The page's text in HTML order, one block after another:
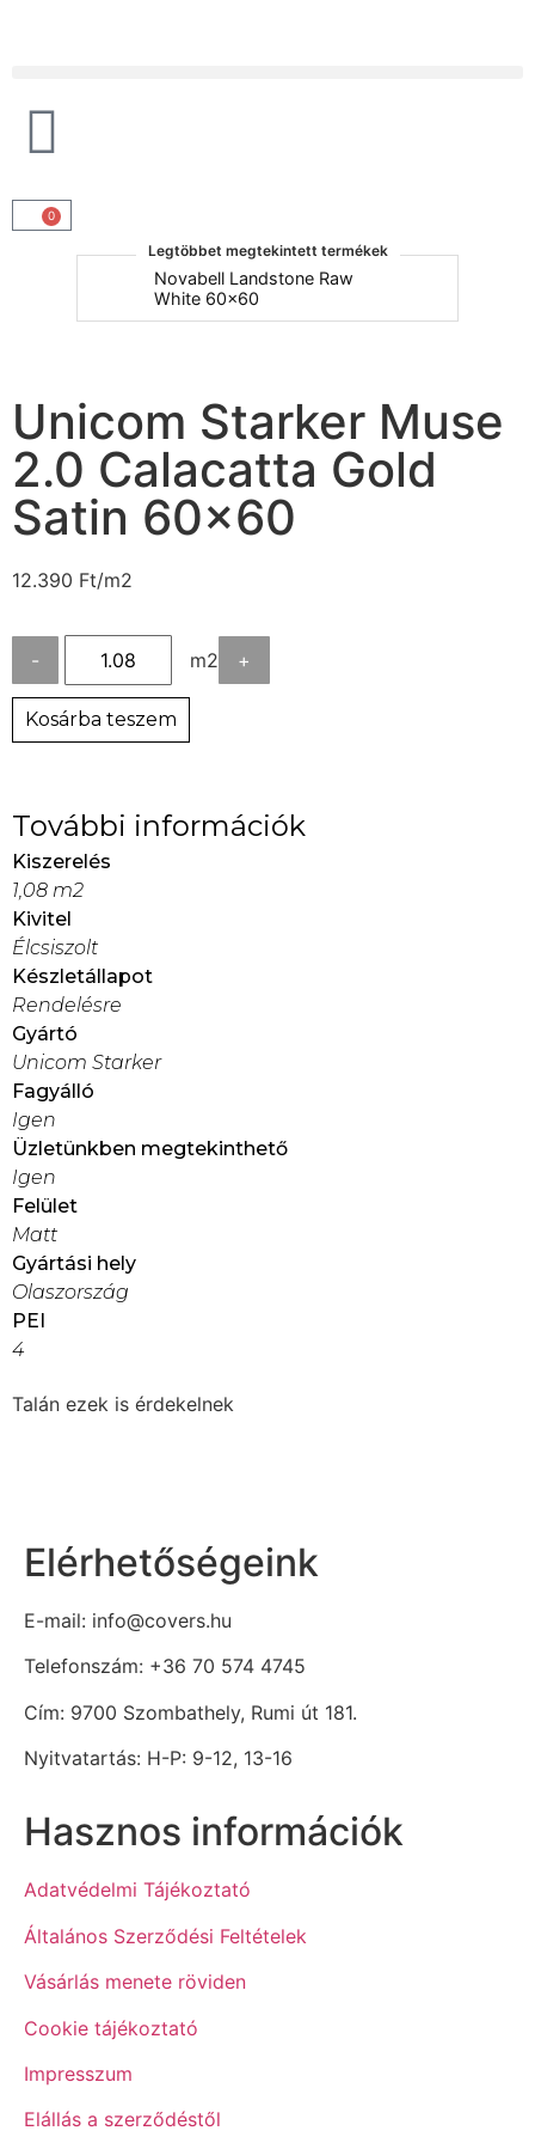
0
Legtöbbet megtekintett termékek
Novabell Landstone Raw
White 60x60
Unicom Starker Muse
2.0 Calacatta Gold
Satin 60×60
12.390 Ft/m2
- m2 +
Kosárba teszem
További információk
Kiszerelés
1,08 m2
Kivitel
Élcsiszolt
Készletállapot
Rendelésre
Gyártó
Unicom Starker
Fagyálló
Igen
Üzletünkben megtekinthető
Igen
Felület
Matt
Gyártási hely
Olaszország
PEI
4
Talán ezek is érdekelnek
Elérhetőségeink
E-mail: info@covers.hu
Telefonszám: +36 70 574 4745
Cím: 9700 Szombathely, Rumi út 181.
Nyitvatartás: H-P: 9-12, 13-16
Hasznos információk
Adatvédelmi Tájékoztató
Általános Szerződési Feltételek
Vásárlás menete röviden
Cookie tájékoztató
Impresszum
Elállás a szerződéstől